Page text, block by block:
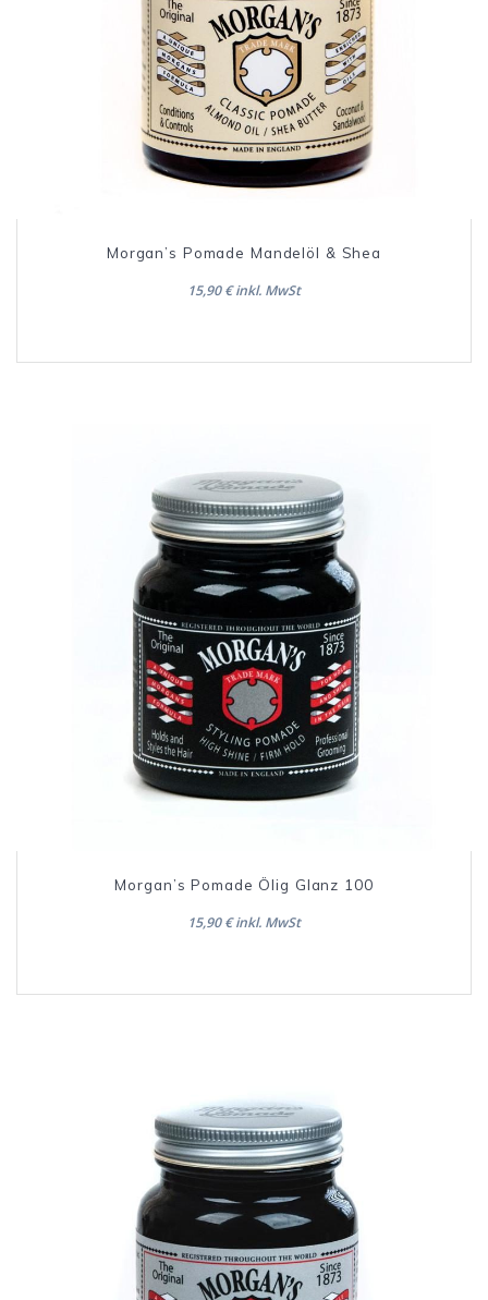
Morgan’s Pomade Mandelöl & Shea
15,90 € inkl. MwSt
Morgan’s Pomade Ölig Glanz 100
15,90 € inkl. MwSt